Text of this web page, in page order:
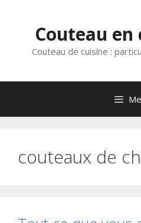
contenuCouteau
Couteau de cuisine :
couteaux de